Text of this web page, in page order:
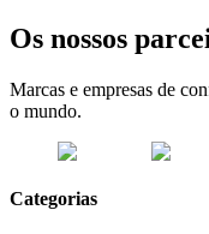
Os nossos
Marcas e empresas de
o mundo.
Categorias